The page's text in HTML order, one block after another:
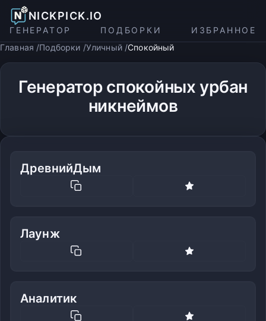
NICKPICK.IO
ГЕНЕРАТОР ПОДБОРКИ
ИЗБРАННОЕ
Главная
Подборки Уличный Спокойный
Генератор спокойных урбан
никнеймов
ДревнийДым
Лаунж
Аналитик